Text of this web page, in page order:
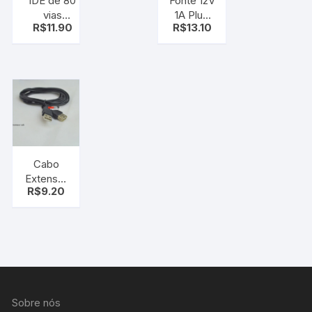
vias
(antecessor
R$11.90
1A Plug
P4
R$13.10
Cabo
Extensor
Usb
R$9.20
Sobre nós